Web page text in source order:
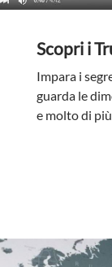
Scopri i
Impara i
guarda le
e molto di